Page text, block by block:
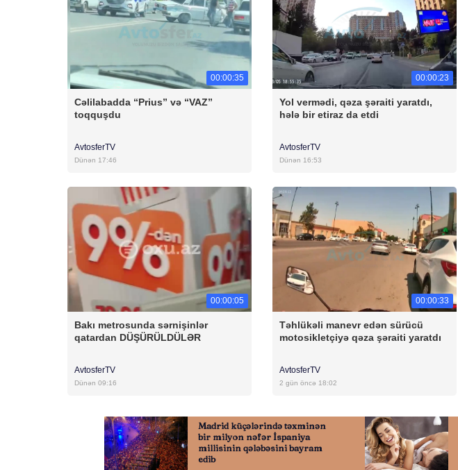
00:00:35
Cəlilabadda “Prius” və “VAZ”
toqquşdu
AvtosferTV
Dünən 17:46
00:00:23
Yol vermədi, qəza şəraiti yaratdı,
hələ bir etiraz da etdi
AvtosferTV
Dünən 16:53
00:00:05
Bakı metrosunda sərnişinlər
qatardan DÜŞÜRÜLDÜLƏR
AvtosferTV
Dünən 09:16
00:00:33
Təhlükəli manevr edən sürücü
motosikletçiyə qəza şəraiti yaratdı
AvtosferTV
2 gün öncə 18:02